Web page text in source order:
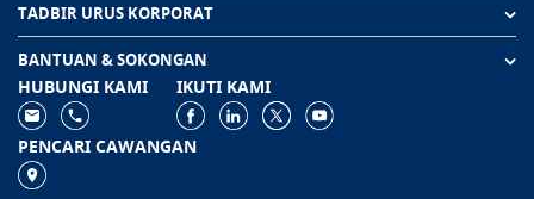
TADBIR URUS KORPORAT
BANTUAN & SOKONGAN
HUBUNGI KAMI IKUTI KAMI
PENCARI CAWANGAN